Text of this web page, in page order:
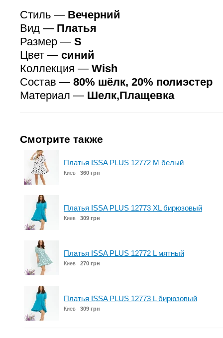
Стиль — Вечерний
Вид — Платья
Размер — S
Цвет — синий
Коллекция — Wish
Состав — 80% шёлк, 20% полиэстер
Материал — Шелк,Плащевка
Смотрите также
Платья ISSA PLUS 12772 M белый
Киев 360 грн
Платья ISSA PLUS 12773 XL бирюзовый
Киев 309 грн
Платья ISSA PLUS 12772 L мятный
Киев 270 грн
Платья ISSA PLUS 12773 L бирюзовый
Киев 309 грн